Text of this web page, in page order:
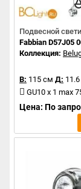
Подвесной
Fabbian D57J05
Коллекция:
В: 115 см Д:
GU10 x 1 max
Цена: По